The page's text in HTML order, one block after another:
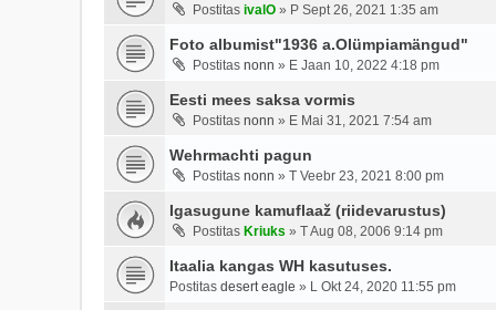
Postitas ivalO » P Sept 26, 2021 1:35 am
Foto albumist"1936 a.Olümpiamängud"
Postitas nonn » E Jaan 10, 2022 4:18 pm
Eesti mees saksa vormis
Postitas nonn » E Mai 31, 2021 7:54 am
Wehrmachti pagun
Postitas nonn » T Veebr 23, 2021 8:00 pm
Igasugune kamuflaaž (riidevarustus)
Postitas Kriuks » T Aug 08, 2006 9:14 pm
Itaalia kangas WH kasutuses.
Postitas desert eagle » L Okt 24, 2020 11:55 pm